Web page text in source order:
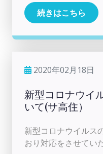
続きはこちら
2020年02月18日
新型コロナウイ
いて(サ高住）
新型コロナウイルス
おり対応をさせてい